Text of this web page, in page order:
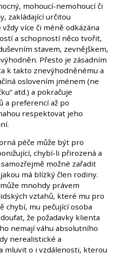
mohoucí-nemohoucí či
zakládající určitou
více či méně odkázána
a schopností něco tvořit,
stavem, zevnějškem,
Přesto je zásadním
k takto znevýhodněnému a
oslovením jménem (ne
atd.) a pokračuje
a preferencí až po
respektovat jeho
péče může být pro
chybí-li přirozená a
možné zařadit
má blízký člen rodiny.
mnohdy právem
vztahů, které mu pro
chybí, mu pečující osoba
že požadavky klienta
nemají váhu absolutního
nerealistické a
mluvit o i vzdálenosti, kterou